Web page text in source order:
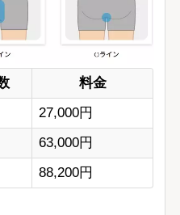
料金
27,000円
63,000円
88,200円